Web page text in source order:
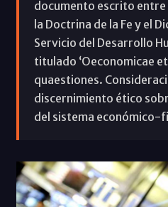
documento escrito entre
la Doctrina de la Fe y el
Servicio del Desarrollo
titulado ‘Oeconomicae
quaestiones.
discernimiento ético
del sistema económico-